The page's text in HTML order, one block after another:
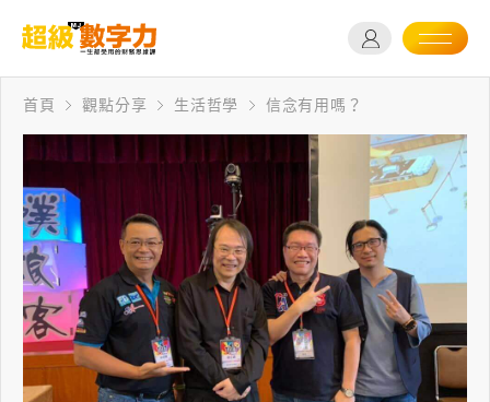
首頁 觀點分享 生活哲學 信念有用嗎？